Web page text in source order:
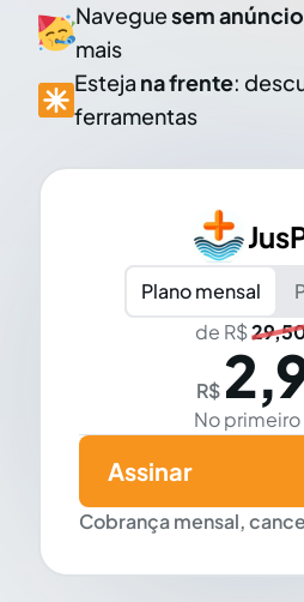
Naveguesem
mais
Esteja na frente:
ferramentas
Plano mensal
de R$
R$
No
Cobrança mensal,
Assinar